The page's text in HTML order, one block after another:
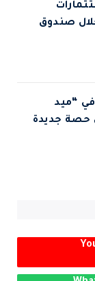
صندوق
“ميد
وتمول حصة جديدة